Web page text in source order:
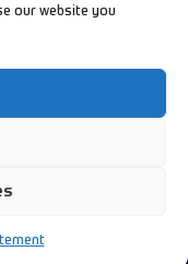
our website you